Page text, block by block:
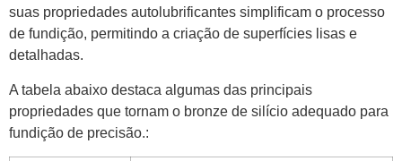
suas propriedades autolubrificantes simplificam o processo
de fundição, permitindo a criação de superfícies lisas e
detalhadas.
A tabela abaixo destaca algumas das principais
propriedades que tornam o bronze de silício adequado para
fundição de precisão.: